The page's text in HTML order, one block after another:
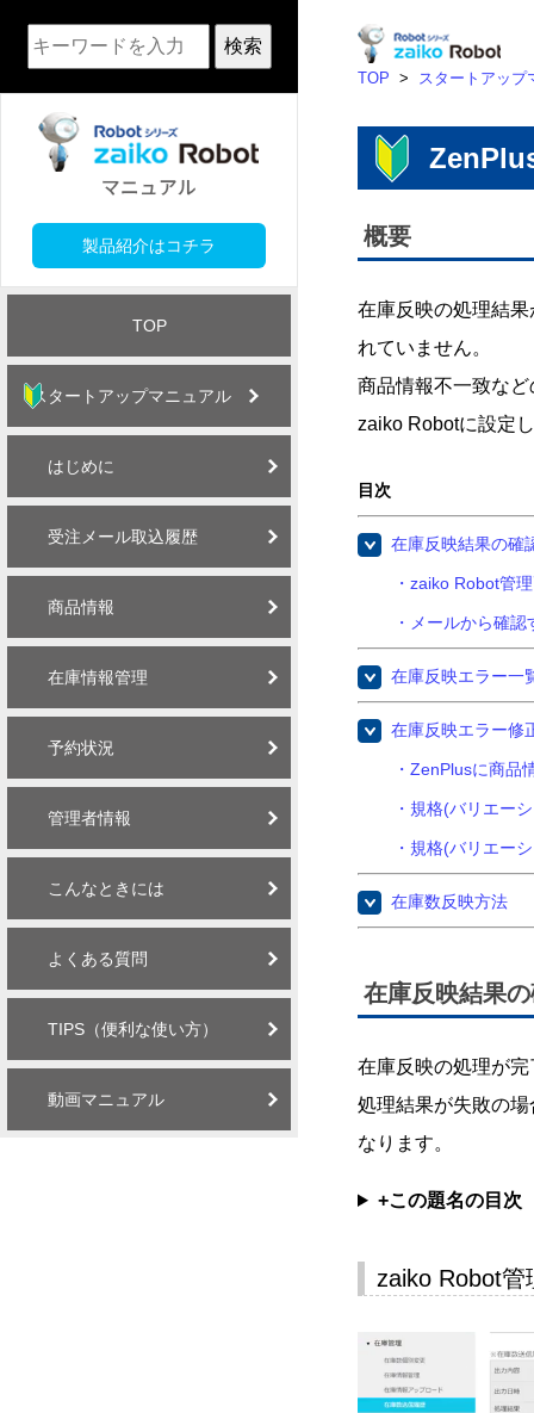
検索
製品紹介はコチラ
TOP
スタートアップマニュアル
はじめに
受注メール取込履歴
商品情報
在庫情報管理
予約状況
管理者情報
こんなときには
よくある質問
TIPS（便利な使い方）
動画マニュアル
TOP > スタートアップ
概要
在庫反映の処理結
れていません。
商品情報不一致な
zaiko Robotに設定
目次
在庫反映結果の確
・zaiko Robot管
・メールから確認
在庫反映エラー一
在庫反映エラー修
・ZenPlusに商品
・規格(バリエー
・規格(バリエー
在庫数反映方法
在庫反映結果
在庫反映の処理が
処理結果が失敗の
なります。
+この題名の目次
zaiko Robot